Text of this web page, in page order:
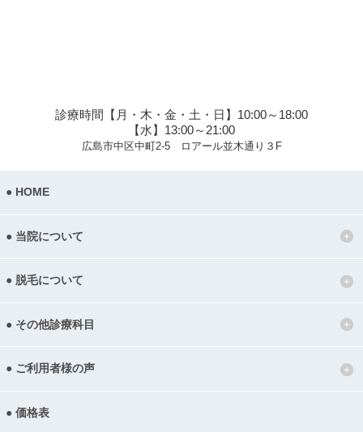
診療時間【月・木・金・土・日】10:00～18:00
【水】13:00～21:00
広島市中区中町2-5 ロアール並木通り３F
HOME
当院について
脱毛について
その他診療科目
ご利用者様の声
価格表